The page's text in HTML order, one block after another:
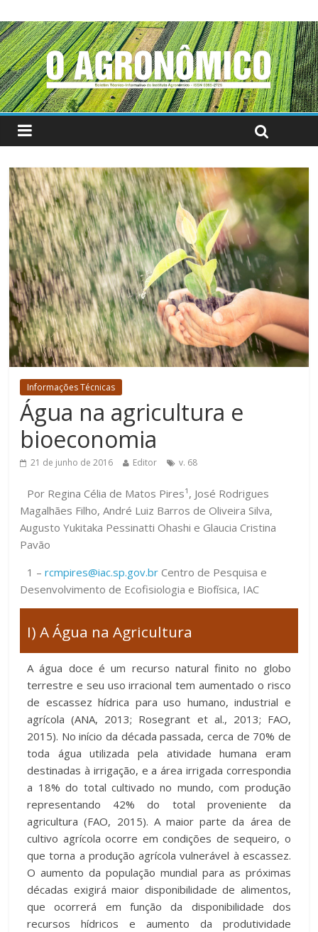
Informações Técnicas
Água na agricultura e
bioeconomia
21 de junho de 2016 Editor v. 68
Por Regina Célia de Matos Pires¹, José Rodrigues
Magalhães Filho, André Luiz Barros de Oliveira Silva,
Augusto Yukitaka Pessinatti Ohashi e Glaucia Cristina
Pavão
1 –rcmpires@iac.sp.gov.br Centro de Pesquisa e
Desenvolvimento de Ecofisiologia e Biofísica, IAC
I) A Água na Agricultura
A água doce é um recurso natural finito no globo
terrestre e seu uso irracional tem aumentado o risco
de escassez hídrica para uso humano, industrial e
agrícola (ANA, 2013; Rosegrant et al., 2013; FAO,
2015). No início da década passada, cerca de 70% de
toda água utilizada pela atividade humana eram
destinadas à irrigação, e a área irrigada correspondia
a 18% do total cultivado no mundo, com produção
representando 42% do total proveniente da
agricultura (FAO, 2015). A maior parte da área de
cultivo agrícola ocorre em condições de sequeiro, o
que torna a produção agrícola vulnerável à escassez.
O aumento da população mundial para as próximas
décadas exigirá maior disponibilidade de alimentos,
que ocorrerá em função da disponibilidade dos
recursos hídricos e aumento da produtividade